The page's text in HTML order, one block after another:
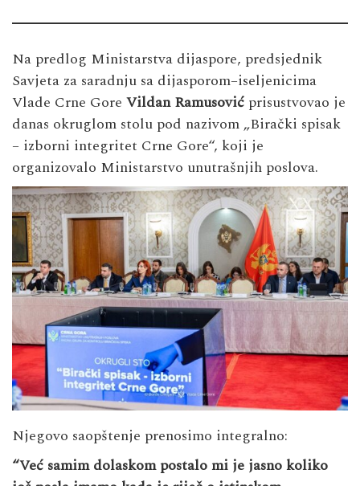
Na predlog Ministarstva dijaspore, predsjednik
Savjeta za saradnju sa dijasporom–iseljenicima
Vlade Crne Gore Vildan Ramusović prisustvovao je
danas okruglom stolu pod nazivom „Birački spisak
– izborni integritet Crne Gore“, koji je
organizovalo Ministarstvo unutrašnjih poslova.
Njegovo saopštenje prenosimo integralno:
“Već samim dolaskom postalo mi je jasno koliko